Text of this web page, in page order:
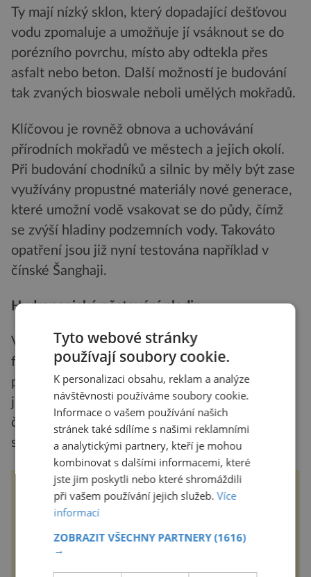
Ty mají nízký sklon, který dopadající dešťovou
vodu zpomaluje a umožňuje jí vsáknout se do
porézního povrchu, místo aby odtekla přes
asfalt nebo beton. Další možností je budování
tak zvaných bioswale neboli umělých mokřadů.
Klíčovou je rovněž obnova a uchovávání
přírodních mokřadů ve městech a jejich okolí.
Při budování chodníků a silnic by měly být zase
využívány propustné materiály nové generace,
které umožní vodě vsakovat se do půdy, čímž
se zvýší hladiny podzemních vody. Takováto
opatření jsou již nyní testována například v
čínské Šanghaji.
Hydroponické pěstování plodin
Ve městech by měly být budovány vertikální
farmy a hydroponické systémy pro pěstování
plodin. Tyto systémy nevyžadují půdu, rostliny
jsou pěstovány v živném roztoku bez půdy,
často je přitom sluneční světlo nahrazováno
silnými LED diodami.
ZÁBOŘSKÁ POUŤ 2025
koná v neděli 7.9.2025 od 11:00
hod. u kostela v Záboří, části obce
kostela, dobovou hudbu, řemesla,
Tyto webové stránky
používají soubory cookie.
K personalizaci obsahu, reklam a analýze
návštěvnosti používáme soubory cookie.
Informace o vašem používání našich
stránek také sdílíme s našimi reklamními
a analytickými partnery, kteří je mohou
kombinovat s dalšími informacemi, které
jste jim poskytli nebo které shromáždili
při vašem používání jejich služeb.Více
informací
ZOBRAZIT VŠECHNY PARTNERY(1616)
→